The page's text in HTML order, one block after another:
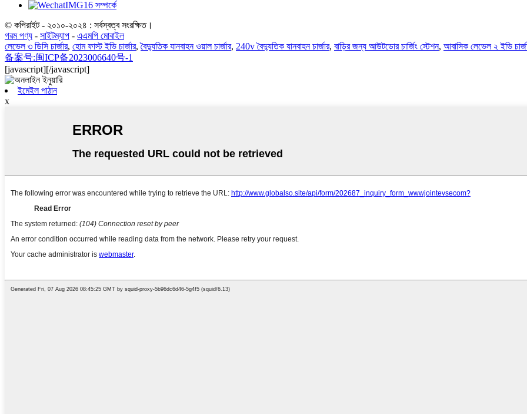
© কপিরাইট - ২০১০-২০২৪ : সর্বস্বত্ব সংরক্ষিত।
গরম পণ্য - সাইটম্যাপ - এএমপি মোবাইল
লেভেল ৩ ডিসি চার্জার, হোম ফাস্ট ইভি চার্জার,বৈদ্যুতিক যানবাহন ওয়াল চার্জার, 240v বৈদ্যুতিক যানবাহন চার্জার, বাড়ির জন্য আউটডোর চার্জিং স্টেশন, আবাসিক লেভেল ২ ইভি
备案号:闽ICP备2023006640号-1
[javascript][/javascript]
ইমেইল পাঠান
x